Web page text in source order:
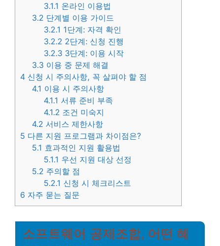
3.1.1 온라인 이용법
3.2 단계별 이용 가이드
3.2.1 1단계: 자격 확인
3.2.2 2단계: 신청 진행
3.2.3 3단계: 이용 시작
3.3 이용 중 문제 해결
4 신청 시 주의사항, 꼭 살펴야 할 점
4.1 이용 시 주의사항
4.1.1 서류 준비 부족
4.1.2 조건 미숙지
4.2 서비스 제한사항
5 다른 지원 프로그램과 차이점은?
5.1 효과적인 지원 활용법
5.1.1 우선 지원 대상 선정
5.2 주의할 점
5.2.1 신청 시 체크리스트
6 자주 묻는 질문
소프트웨어 공제조합, 어떤 혜